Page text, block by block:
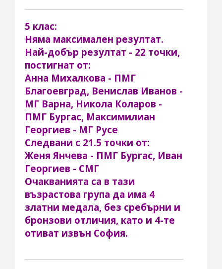
5 клас:
Няма максимален резултат.
Най-добър резултат - 22 точки,
постигнат от:
Анна Михалкова - ПМГ
Благоевград, Венислав Иванов -
МГ Варна, Никола Коларов -
ПМГ Бургас, Максимилиан
Георгиев - МГ Русе
Следвани с 21.5 точки от:
Женя Янчева - ПМГ Бургас, Иван
Георгиев - СМГ
Очакванията са в тази
възрастова група да има 4
златни медала, без сребърни и
бронзови отличия, като и 4-те
отиват извън София.